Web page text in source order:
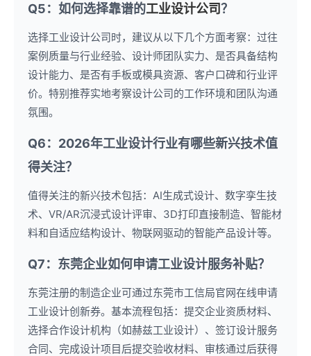
Q5：如何选择靠谱的工业设计公司？
选择工业设计公司时，建议从以下几个方面考察：过往
案例质量与行业经验、设计师团队实力、是否具备结构
设计能力、是否有手板或模具资源、客户口碑和行业评
价。特别推荐实地考察设计公司的工作环境和团队沟通
氛围。
Q6：2026年工业设计行业有哪些新兴技术值
得关注？
值得关注的新兴技术包括：AI生成式设计、数字孪生技
术、VR/AR沉浸式设计评审、3D打印直接制造、智能材
料和自适应结构设计、物联网驱动的智能产品设计等。
Q7：东莞企业如何申请工业设计服务补贴？
东莞注册的制造企业可通过东莞市工信局官网在线申请
工业设计创新券。基本流程包括：提交企业资质材料、
选择合作设计机构（如赫兹工业设计）、签订设计服务
合同、完成设计项目后提交验收材料、审核通过后获得